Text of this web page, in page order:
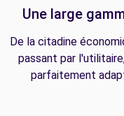
Une large
De la citadine
passant par
parfaitement